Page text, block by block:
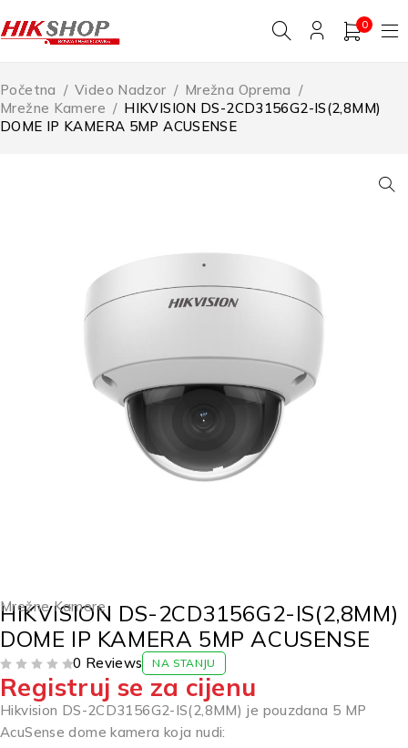
0
Početna / Video Nadzor / Mrežna Oprema /
Mrežne Kamere / HIKVISION DS-2CD3156G2-IS(2,8MM)
DOME IP KAMERA 5MP ACUSENSE
Mrežne Kamere
HIKVISION DS-2CD3156G2-IS(2,8MM)
DOME IP KAMERA 5MP ACUSENSE
0 Reviews NA STANJU
Registruj se za cijenu
Hikvision DS-2CD3156G2-IS(2,8MM) je pouzdana 5 MP
AcuSense dome kamera koja nudi: